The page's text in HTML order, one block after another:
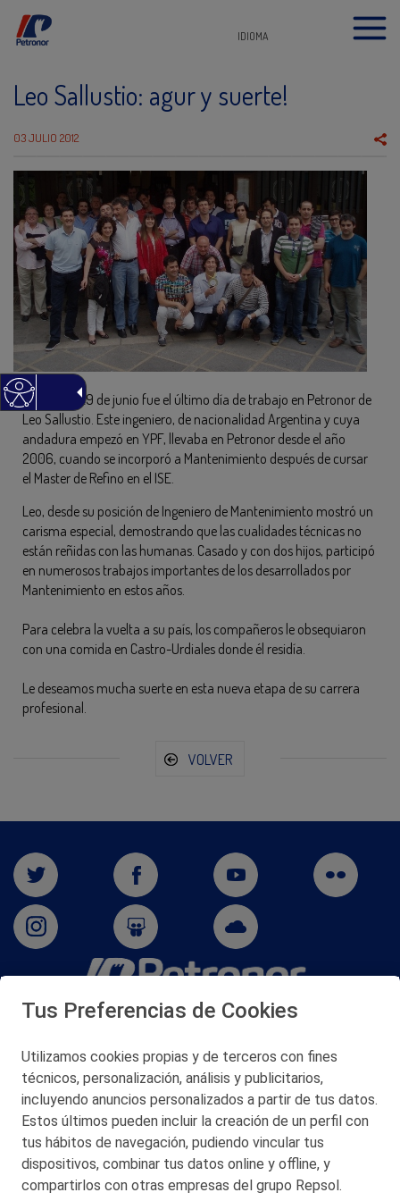
IDIOMA
Leo Sallustio: agur y suerte!
03 JULIO 2012
El pasado 29 de junio fue el último día de trabajo en Petronor de
Leo Sallustio. Este ingeniero, de nacionalidad Argentina y cuya
andadura empezó en YPF, llevaba en Petronor desde el año
2006, cuando se incorporó a Mantenimiento después de cursar
el Master de Refino en el ISE.
Leo, desde su posición de Ingeniero de Mantenimiento mostró un
carisma especial, demostrando que las cualidades técnicas no
están reñidas con las humanas. Casado y con dos hijos, participó
en numerosos trabajos importantes de los desarrollados por
Mantenimiento en estos años.
Para celebra la vuelta a su país, los compañeros le obsequiaron
con una comida en Castro-Urdiales donde él residía.
Le deseamos mucha suerte en esta nueva etapa de su carrera
profesional.
VOLVER
San Martín 5-Edificio Muñatones,
© 2026 Petronor S.A.
CONTACTO
Tus Preferencias de Cookies
Utilizamos cookies propias y de terceros con fines
técnicos, personalización, análisis y publicitarios,
incluyendo anuncios personalizados a partir de tus datos.
Estos últimos pueden incluir la creación de un perfil con
tus hábitos de navegación, pudiendo vincular tus
dispositivos, combinar tus datos online y offline, y
compartirlos con otras empresas del grupo Repsol.